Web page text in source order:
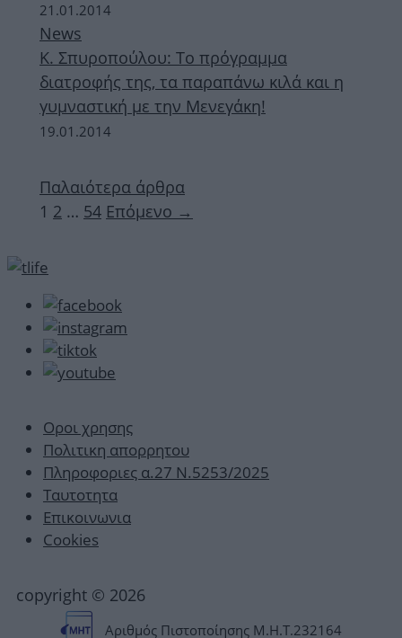
21.01.2014
News
Κ. Σπυροπούλου: Το πρόγραμμα
διατροφής της, τα παραπάνω κιλά και η
γυμναστική με την Μενεγάκη!
19.01.2014
Παλαιότερα άρθρα
Σελίδα
1 Σελίδα
2 … Σελίδα
54 Επόμενο →
Οροι χρησης
Πολιτικη απορρητου
Πληροφοριες α.27 Ν.5253/2025
Ταυτοτητα
Επικοινωνια
Cookies
copyright © 2026
Αριθμός Πιστοποίησης Μ.Η.Τ.232164